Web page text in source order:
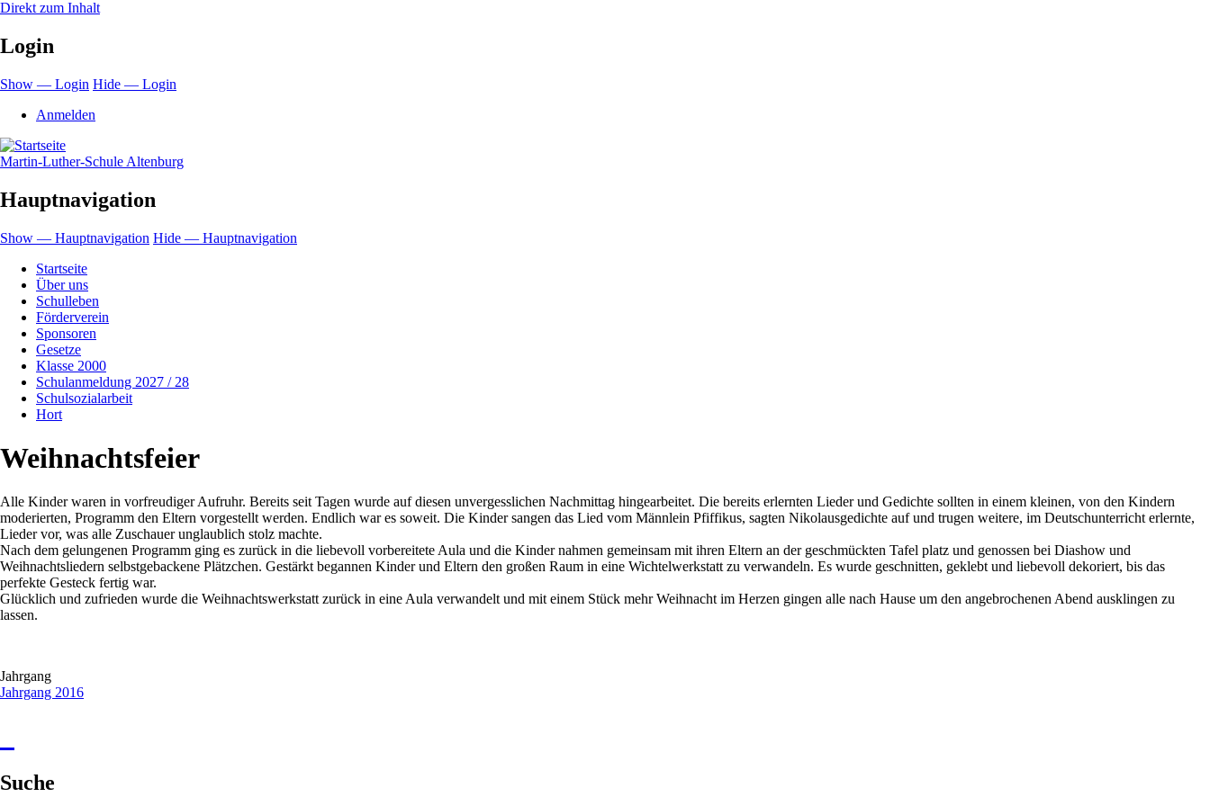
Direkt zum Inhalt
Login
Show — Login Hide — Login
Anmelden
Martin-Luther-Schule Altenburg
Hauptnavigation
Show — Hauptnavigation Hide — Hauptnavigation
Startseite
Über uns
Schulleben
Förderverein
Sponsoren
Gesetze
Klasse 2000
Schulanmeldung 2027 / 28
Schulsozialarbeit
Hort
Weihnachtsfeier
Alle Kinder waren in vorfreudiger Aufruhr. Bereits seit Tagen wurde auf diesen unvergesslichen Nachmittag hingearbeitet. Die bereits erlernten Lieder und Gedichte sollten in einem kleinen, von den Kindern
moderierten, Programm den Eltern vorgestellt werden. Endlich war es soweit. Die Kinder sangen das Lied vom Männlein Pfiffikus, sagten Nikolausgedichte auf und trugen weitere, im Deutschunterricht erlernte,
Lieder vor, was alle Zuschauer unglaublich stolz machte.
Nach dem gelungenen Programm ging es zurück in die liebevoll vorbereitete Aula und die Kinder nahmen gemeinsam mit ihren Eltern an der geschmückten Tafel platz und genossen bei Diashow und
Weihnachtsliedern selbstgebackene Plätzchen. Gestärkt begannen Kinder und Eltern den großen Raum in eine Wichtelwerkstatt zu verwandeln. Es wurde geschnitten, geklebt und liebevoll dekoriert, bis das
perfekte Gesteck fertig war.
Glücklich und zufrieden wurde die Weihnachtswerkstatt zurück in eine Aula verwandelt und mit einem Stück mehr Weihnacht im Herzen gingen alle nach Hause um den angebrochenen Abend ausklingen zu
lassen.
Jahrgang
Jahrgang 2016
Suche